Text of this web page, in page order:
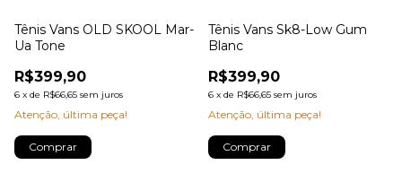
Tênis Vans OLD SKOOL Mar-
Ua Tone
R$399,90
6 x de R$66,65 sem juros
Atenção, última peça!
Comprar
Tênis Vans Sk8-Low Gum
Blanc
R$399,90
6 x de R$66,65 sem juros
Atenção, última peça!
Comprar